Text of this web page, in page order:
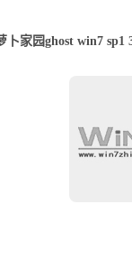
卜家园ghost win7 sp1